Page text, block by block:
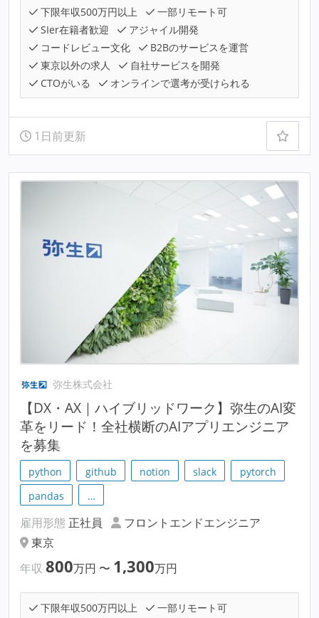
下限年収500万円以上
一部リモート可
SIer在籍者歓迎
アジャイル開発
コードレビュー文化
B2Bのサービスを運営
東京以外の求人
自社サービスを開発
CTOがいる
オンラインで選考が受けられる
1日前更新
弥生株式会社
【DX・AX｜ハイブリッドワーク】弥生のAI変
革をリード！全社横断のAIアプリエンジニア
を募集
python github notion slack
pytorch
pandas
…
雇用形態 正社員
フロントエンドエンジニア
東京
年収 800万円 〜 1,300万円
下限年収500万円以上
一部リモート可